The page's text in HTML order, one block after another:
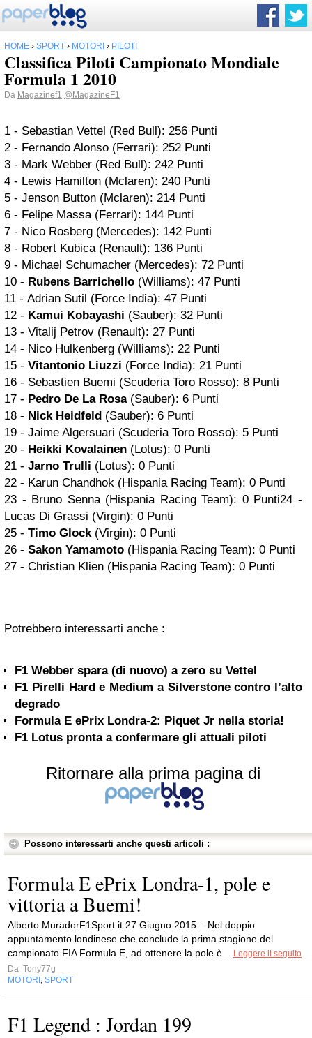
HOME › SPORT › MOTORI › PILOTI
Classifica Piloti Campionato Mondiale
Formula 1 2010
Da Magazinef1 @MagazineF1
1 - Sebastian Vettel (Red Bull): 256 Punti
2 - Fernando Alonso (Ferrari): 252 Punti
3 - Mark Webber (Red Bull): 242 Punti
4 - Lewis Hamilton (Mclaren): 240 Punti
5 - Jenson Button (Mclaren): 214 Punti
6 - Felipe Massa (Ferrari): 144 Punti
7 - Nico Rosberg (Mercedes): 142 Punti
8 - Robert Kubica (Renault): 136 Punti
9 - Michael Schumacher (Mercedes): 72 Punti
10 - Rubens Barrichello (Williams): 47 Punti
11 - Adrian Sutil (Force India): 47 Punti
12 - Kamui Kobayashi (Sauber): 32 Punti
13 - Vitalij Petrov (Renault): 27 Punti
14 - Nico Hulkenberg (Williams): 22 Punti
15 - Vitantonio Liuzzi (Force India): 21 Punti
16 - Sebastien Buemi (Scuderia Toro Rosso): 8 Punti
17 - Pedro De La Rosa(Sauber): 6 Punti
18 - Nick Heidfeld (Sauber): 6 Punti
19 - Jaime Algersuari (Scuderia Toro Rosso): 5 Punti
20 - Heikki Kovalainen (Lotus): 0 Punti
21 - Jarno Trulli (Lotus): 0 Punti
22 - Karun Chandhok (Hispania Racing Team): 0 Punti
23 - Bruno Senna (Hispania Racing Team): 0 Punti24 -
Lucas Di Grassi (Virgin): 0 Punti
25 - Timo Glock(Virgin): 0 Punti
26 - Sakon Yamamoto (Hispania Racing Team): 0 Punti
27 - Christian Klien (Hispania Racing Team): 0 Punti
Potrebbero interessarti anche :
F1 Webber spara (di nuovo) a zero su Vettel
F1 Pirelli Hard e Medium a Silverstone contro l’alto
degrado
Formula E ePrix Londra-2: Piquet Jr nella storia!
F1 Lotus pronta a confermare gli attuali piloti
Ritornare alla prima pagina di
Possono interessarti anche questi articoli :
Formula E ePrix Londra-1, pole e
vittoria a Buemi!
Alberto MuradorF1Sport.it 27 Giugno 2015 – Nel doppio
appuntamento londinese che conclude la prima stagione del
campionato FIA Formula E, ad ottenere la pole è...
Leggere il seguito
Da Tony77g
MOTORI
SPORT
F1 Legend : Jordan 199